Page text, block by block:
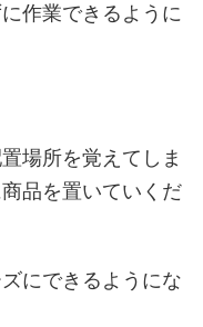
作業できるように
場所を覚えてしま
品を置いていくだ
にできるようにな